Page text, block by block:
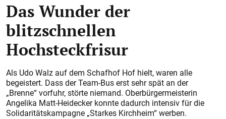
Das Wunder der
blitzschnellen
Hochsteckfrisur
Als Udo Walz auf dem Schafhof Hof hielt, waren alle
begeistert. Dass der Team-Bus erst sehr spät an der
„Brenne“ vorfuhr, störte niemand. Oberbürgermeisterin
Angelika Matt-Heidecker konnte dadurch intensiv für die
Solidaritätskampagne „Starkes Kirchheim“ werben.